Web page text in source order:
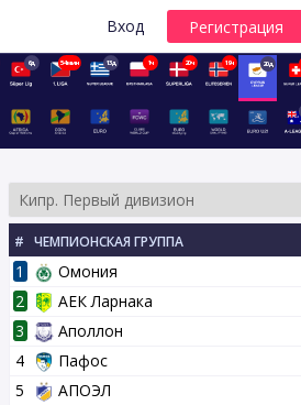
Вход
6д 54мин 13д 1ч 20ч 19ч 20д
15 тур 16 тур
# ЧЕМПИОНСКАЯ ГРУППА
1 Омония
2
АЕК Ларнака
3
Аполлон
4
Пафос
5
АПОЭЛ